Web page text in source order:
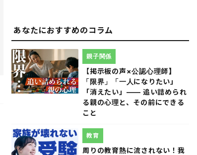
あなたにおすすめのコラム
【掲示板の声×公認心理師】
「限界」「一人になりたい」
「消えたい」―― 追い詰められ
る親の心理と、その前にできる
こと
親子関係
周りの教育熱に流されない！我
教育